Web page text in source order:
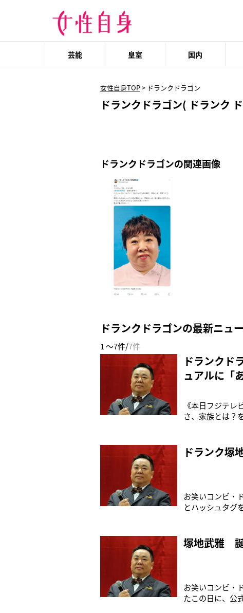
芸能 皇室 国内
女性自身TOP> ドランクドラゴン
ドランクドラゴン( ドランク
ドランクドラゴンの関連画像
ドランクドラゴンの最新ニュ
1 ～7件/7件
ドランクド
ュアルに「
《本日フジテ
さ、家族とは？
ンクドラゴン
真付きで宣伝し
ドランク塚
お笑いコンビ・
とハッシュタグ
が、実は僕は
で見てね。大人
塚地武雅
お笑いコンビ・
たこの日に、公